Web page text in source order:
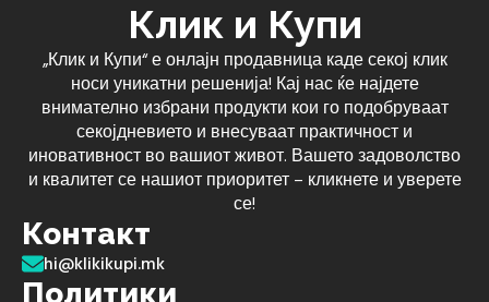
Клик и Купи
„Клик и Купи“ е онлајн продавница каде секој клик
носи уникатни решенија! Кај нас ќе најдете
внимателно избрани продукти кои го подобруваат
секојдневието и внесуваат практичност и
иновативност во вашиот живот. Вашето задоволство
и квалитет се нашиот приоритет – кликнете и уверете
се!
Контакт
hi@klikikupi.mk
Политики